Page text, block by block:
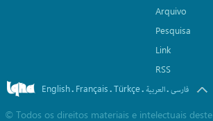
Arquivo
Pesquisa
Link
RSS
English. Français.Türkçe. العربیة.فارسی
© Todos os direitos materiais e intelectuais